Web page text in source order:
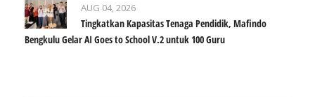
AUG 04, 2026
​Tingkatkan Kapasitas Tenaga Pendidik, Mafindo
Bengkulu Gelar AI Goes to School V.2 untuk 100 Guru